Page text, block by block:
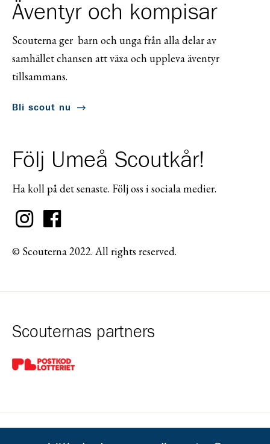
Äventyr och kompisar
Scouterna ger barn och unga från alla delar av
samhället chansen att växa och uppleva äventyr
tillsammans.
Bli scout nu
Följ Umeå Scoutkår!
Ha koll på det senaste. Följ oss i sociala medier.
© Scouterna 2022. All rights reserved.
Scouternas partners
Gå till pl_50